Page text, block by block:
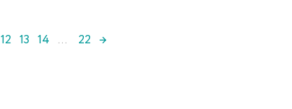
12 13 14 ... 22 →